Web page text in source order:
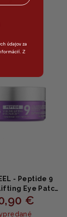
- Peptide 9
Eye Patch
- Liftingové
na očné okolie
€
údajov za
Z